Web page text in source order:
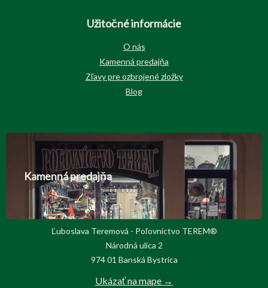
Užitočné informácie
O nás
Kamenná predajňa
Zľavy pre ozbrojené zložky
Blog
Kamenná predajňa
Ľuboslava Teremová - Poľovnictvo TEREM®
Národná ulica 2
974 01 Banská Bystrica
Ukázať na mape →